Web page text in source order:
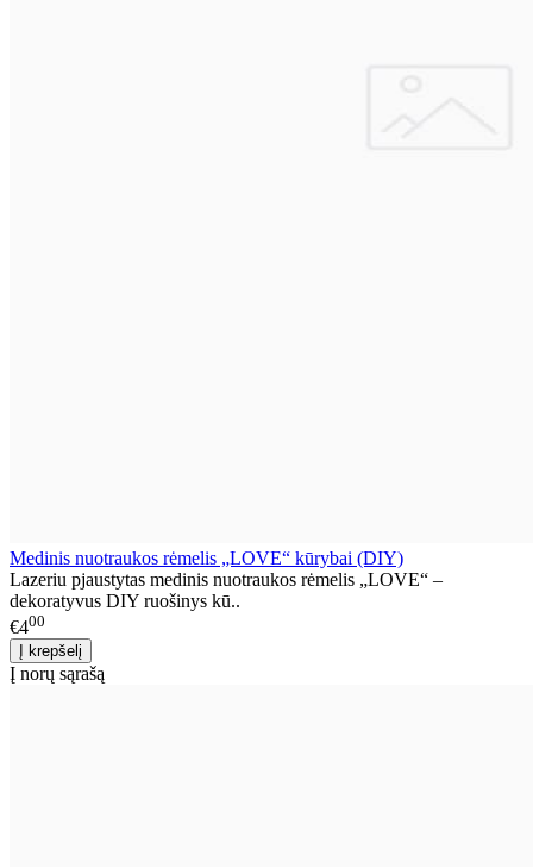
Medinis nuotraukos rėmelis „LOVE“ kūrybai (DIY)
Lazeriu pjaustytas medinis nuotraukos rėmelis „LOVE“ –
dekoratyvus DIY ruošinys kū..
€400
Į norų sąrašą